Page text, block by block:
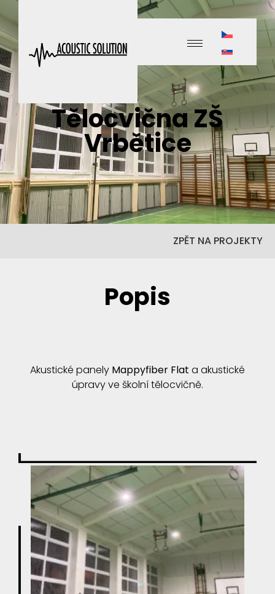
Tělocvična ZŠ
Vrbětice
Popis
Akustické panely Mappyfiber Flat a akustické
úpravy ve školní tělocvičně.
ZPĚT NA PROJEKTY